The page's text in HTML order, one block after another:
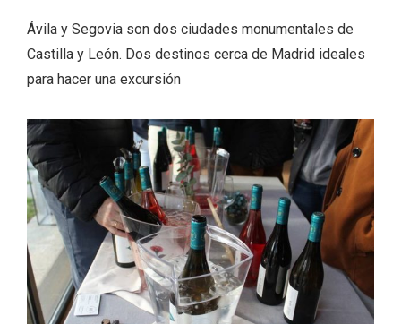
Ávila y Segovia son dos ciudades monumentales de
Castilla y León. Dos destinos cerca de Madrid ideales
para hacer una excursión
Los Pueblos más bonitos de España, en
Castilla y León